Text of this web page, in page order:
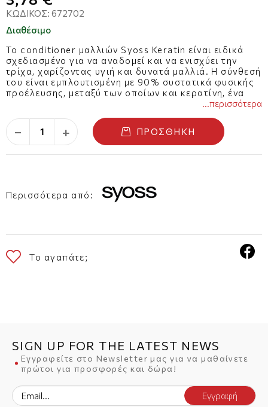
ΚΩΔΙΚΌΣ: 672702
Διαθέσιμο
Το conditioner μαλλιών Syoss Keratin είναι ειδικά
σχεδιασμένο για να αναδομεί και να ενισχύει την
τρίχα, χαρίζοντας υγιή και δυνατά μαλλιά. Η σύνθεσή
του είναι εμπλουτισμένη με 90% συστατικά φυσικής
προέλευσης, μεταξύ των οποίων και κερατίνη, ένα
βασικό δομικό συστατικό της τρίχας, που βοηθά
σπασίματος. Με τη χρήση του conditioner τα μαλλιά
γίνονται πιο απαλά, πιο λαμπερά και ευκολοχτένιστα,
ενώ προστατεύονται από τις φθορές που
προκαλούνται από το καθημερινό styling.
...περισσότερα
− + ΠΡΟΣΘΉΚΗ
Περισσότερα από:
Το αγαπάτε;
SIGN UP FOR THE LATEST NEWS
Εγγραφείτε στο Newsletter μας για να μαθαίνετε
πρώτοι για προσφορές και δώρα!
Εγγραφή